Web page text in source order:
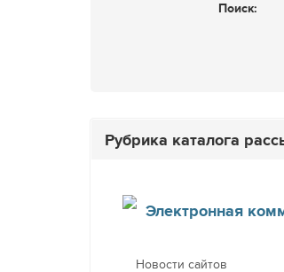
Поиск:
Рубрика каталога
Электронная
Новости сайтов